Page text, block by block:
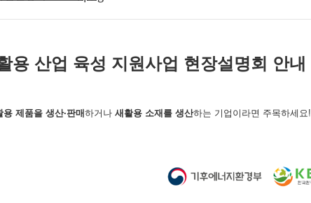
용 산업 육성 지원사업 현장설명회 안내
용 제품을 생산·판매하거나 새활용 소재를 생산하는 기업이라면 주목하세요!